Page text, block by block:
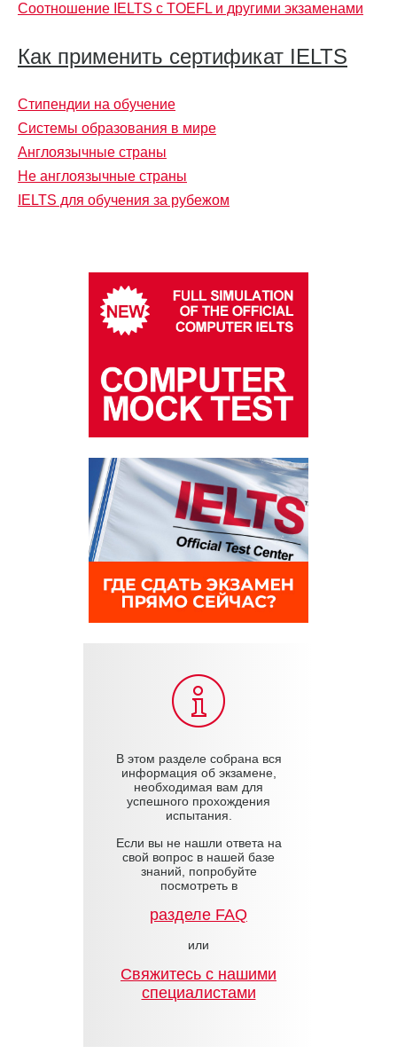
Соотношение IELTS с TOEFL и другими экзаменами
Как применить сертификат IELTS
Стипендии на обучение
Системы образования в мире
Англоязычные страны
Не англоязычные страны
IELTS для обучения за рубежом
В этом разделе собрана вся
информация об экзамене,
необходимая вам для
успешного прохождения
испытания.
Если вы не нашли ответа на
свой вопрос в нашей базе
знаний, попробуйте
посмотреть в
разделе FAQ
или
Cвяжитесь с нашими
специалистами